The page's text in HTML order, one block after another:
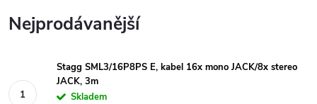
Nejprodávanější
Stagg SML3/16P8PS E, kabel 16x mono JACK/8x stereo
JACK, 3m
Skladem